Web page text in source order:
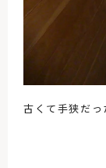
古くて手狭だ